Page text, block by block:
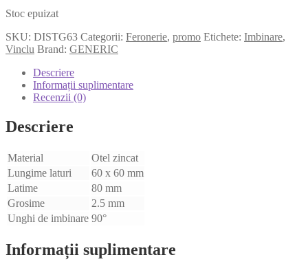
Stoc epuizat
SKU: DISTG63 Categorii: Feronerie, promo Etichete: Imbinare,
Vinclu Brand: GENERIC
Descriere
Informații suplimentare
Recenzii (0)
Descriere
Material
Otel zincat
Lungime laturi
60 x 60 mm
Latime
80 mm
Grosime
2.5 mm
Unghi de imbinare 90°
Informații suplimentare